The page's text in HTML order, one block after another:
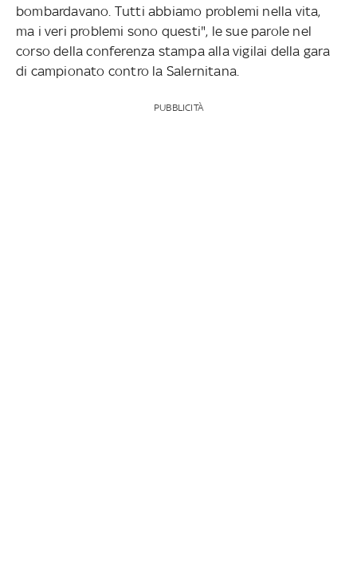
bombardavano. Tutti abbiamo problemi nella vita,
ma i veri problemi sono questi", le sue parole nel
corso della conferenza stampa alla vigilai della gara
di campionato contro la Salernitana.
PUBBLICITÀ